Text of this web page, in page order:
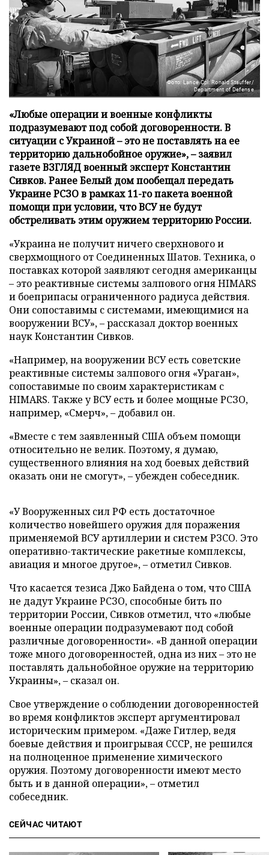
Фото: Lance Cpl. Ronald Stauffer/
Department of Defense
«Любые операции и военные конфликты
подразумевают под собой договоренности. В
ситуации с Украиной – это не поставлять на ее
территорию дальнобойное оружие», – заявил
газете ВЗГЛЯД военный эксперт Константин
Сивков. Ранее Белый дом пообещал передать
Украине РСЗО в рамках 11-го пакета военной
помощи при условии, что ВСУ не будут
обстреливать этим оружием территорию России.
«Украина не получит ничего сверхнового и
сверхмощного от Соединенных Шатов. Техника, о
поставках которой заявляют сегодня американцы
– это реактивные системы залпового огня HIMARS
и боеприпасы ограниченного радиуса действия.
Они сопоставимы с системами, имеющимися на
вооружении ВСУ», – рассказал доктор военных
наук Константин Сивков.
«Например, на вооружении ВСУ есть советские
реактивные системы залпового огня «Ураган»,
сопоставимые по своим характеристикам с
HIMARS. Также у ВСУ есть и более мощные РСЗО,
например, «Смерч», – добавил он.
«Вместе с тем заявленный США объем помощи
относительно не велик. Поэтому, я думаю,
существенного влияния на ход боевых действий
оказать они не смогут», – убежден собеседник.
«У Вооруженных сил РФ есть достаточное
количество новейшего оружия для поражения
применяемой ВСУ артиллерии и систем РЗСО. Это
оперативно-тактические ракетные комплексы,
авиация и многое другое», – отметил Сивков.
Что касается тезиса Джо Байдена о том, что США
не дадут Украине РСЗО, способные бить по
территории России, Сивков отметил, что «любые
военные операции подразумевают под собой
различные договоренности». «В данной операции
тоже много договоренностей, одна из них – это не
поставлять дальнобойное оружие на территорию
Украины», – сказал он.
Свое утверждение о соблюдении договоренностей
во время конфликтов эксперт аргументировал
историческим примером. «Даже Гитлер, ведя
боевые действия и проигрывая СССР, не решился
на полноценное применение химического
оружия. Поэтому договоренности имеют место
быть и в данной операции», – отметил
собеседник.
СЕЙЧАС ЧИТАЮТ